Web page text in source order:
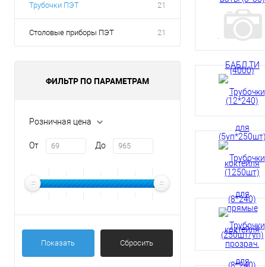
Трубочки ПЭТ 21
Столовые приборы ПЭТ 21
ФИЛЬТР ПО ПАРАМЕТРАМ
Розничная цена
От До
Показать Сбросить